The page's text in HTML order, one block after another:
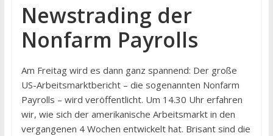
Newstrading der
Nonfarm Payrolls
Am Freitag wird es dann ganz spannend: Der große
US-Arbeitsmarktbericht – die sogenannten Nonfarm
Payrolls – wird veröffentlicht. Um 14.30 Uhr erfahren
wir, wie sich der amerikanische Arbeitsmarkt in den
vergangenen 4 Wochen entwickelt hat. Brisant sind die